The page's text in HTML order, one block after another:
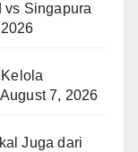
vs Singapura
August 7, 2026
Juga dari